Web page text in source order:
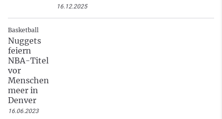
16.12.2025
Basketball
Nuggets
feiern
NBA-Titel
vor
Menschen
meer in
Denver
16.06.2023